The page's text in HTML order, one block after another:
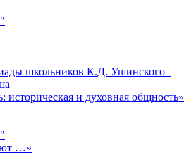
школьников К.Д. Ушинского
и духовная общность»
…»